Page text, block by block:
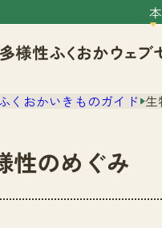
ター紹介
くおかいきものガイド 生
性のめぐみ